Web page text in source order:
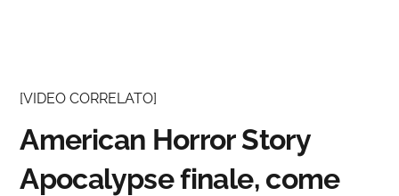
[VIDEO CORRELATO]
American Horror Story
Apocalypse finale, come